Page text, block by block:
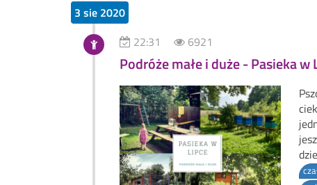
3 sie 2020
22:31
6921
Podróże małe i duże - Pasieka w